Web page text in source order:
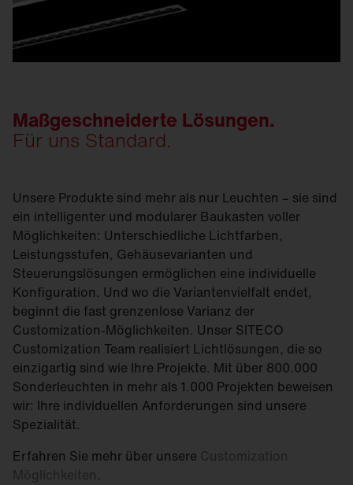
Maßgeschneiderte Lösungen.
Für uns Standard.
Unsere Produkte sind mehr als nur Leuchten – sie sind
ein intelligenter und modularer Baukasten voller
Möglichkeiten: Unterschiedliche Lichtfarben,
Leistungsstufen, Gehäusevarianten und
Steuerungslösungen ermöglichen eine individuelle
Konfiguration. Und wo die Variantenvielfalt endet,
beginnt die fast grenzenlose Varianz der
Customization-Möglichkeiten. Unser SITECO
Customization Team realisiert Lichtlösungen, die so
einzigartig sind wie Ihre Projekte. Mit über 800.000
Sonderleuchten in mehr als 1.000 Projekten beweisen
wir: Ihre individuellen Anforderungen sind unsere
Spezialität.
Erfahren Sie mehr über unsere Customization
Möglichkeiten.